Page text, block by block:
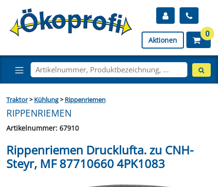
Aktionen
0
Traktor>Kühlung>Rippenriemen
RIPPENRIEMEN
Artikelnummer: 67910
Rippenriemen Drucklufta. zu CNH-
Steyr, MF 87710660 4PK1083